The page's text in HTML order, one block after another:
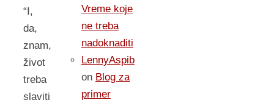
“I,
da,
znam,
život
treba
slaviti
Vreme koje
ne treba
nadoknaditi
LennyAspib
on Blog za
primer